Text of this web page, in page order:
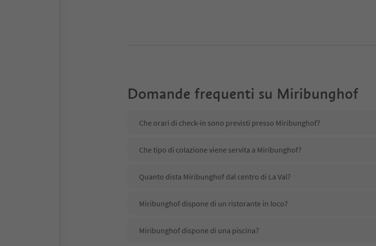
Domande frequenti su Miribunghof
Che orari di check-in sono previsti presso Miribunghof?
Che tipo di colazione viene servita a Miribunghof?
Quanto dista Miribunghof dal centro di La Val?
Miribunghof dispone di un ristorante in loco?
Miribunghof dispone di una piscina?